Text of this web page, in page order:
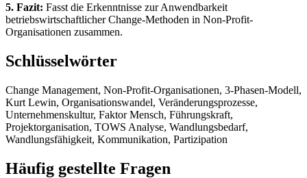
5. Fazit: Fasst die Erkenntnisse zur Anwendbarkeit
betriebswirtschaftlicher Change-Methoden in Non-Profit-
Organisationen zusammen.
Schlüsselwörter
Change Management, Non-Profit-Organisationen, 3-Phasen-Modell,
Kurt Lewin, Organisationswandel, Veränderungsprozesse,
Unternehmenskultur, Faktor Mensch, Führungskraft,
Projektorganisation, TOWS Analyse, Wandlungsbedarf,
Wandlungsfähigkeit, Kommunikation, Partizipation
Häufig gestellte Fragen